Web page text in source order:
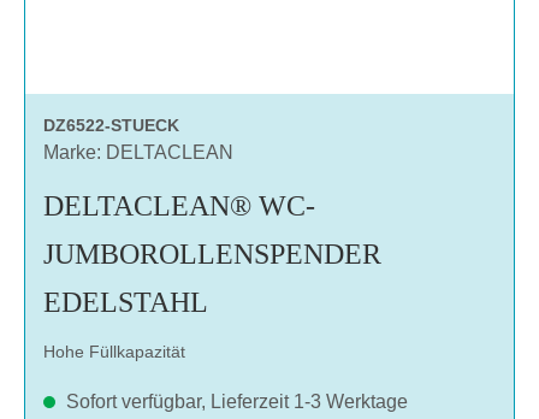
DZ6522-STUECK
Marke: DELTACLEAN
DELTACLEAN® WC-
JUMBOROLLENSPENDER
EDELSTAHL
Hohe Füllkapazität
Sofort verfügbar, Lieferzeit 1-3 Werktage